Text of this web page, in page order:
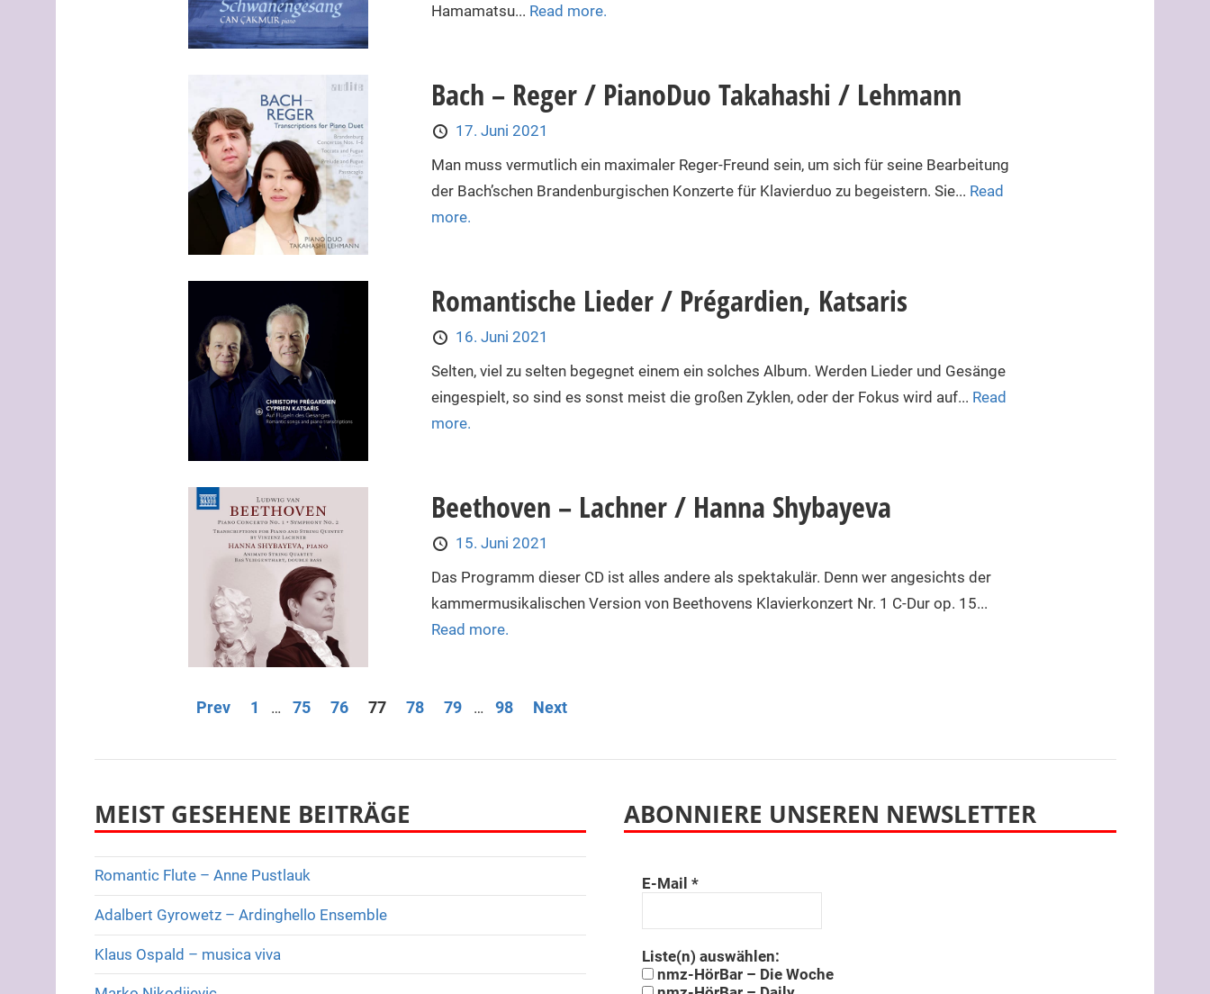
Hamamatsu... Read more.
Bach – Reger / PianoDuo Takahashi / Lehmann
17. Juni 2021
Man muss vermutlich ein maximaler Reger-Freund sein, um sich für seine Bearbeitung
der Bach’schen Brandenburgischen Konzerte für Klavierduo zu begeistern. Sie... Read
more.
Romantische Lieder / Prégardien, Katsaris
16. Juni 2021
Selten, viel zu selten begegnet einem ein solches Album. Werden Lieder und Gesänge
eingespielt, so sind es sonst meist die großen Zyklen, oder der Fokus wird auf... Read
more.
Beethoven – Lachner / Hanna Shybayeva
15. Juni 2021
Das Programm dieser CD ist alles andere als spektakulär. Denn wer angesichts der
kammermusikalischen Version von Beethovens Klavierkonzert Nr. 1 C-Dur op. 15...
Read more.
Seitennummerierung
Prev 1 … 75 76 77 78 79 … 98 Next
MEIST GESEHENE BEITRÄGE
Romantic Flute – Anne Pustlauk
Adalbert Gyrowetz – Ardinghello Ensemble
Klaus Ospald – musica viva
ABONNIERE UNSEREN NEWSLETTER
E-Mail*
Liste(n) auswählen:
nmz-HörBar – Die Woche